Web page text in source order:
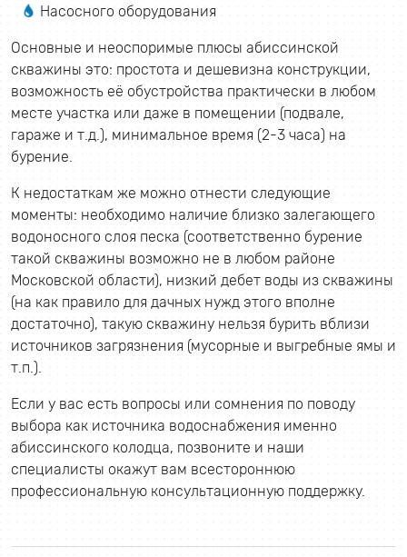
Насосного оборудования
Основные и неоспоримые плюсы абиссинской
скважины это: простота и дешевизна конструкции,
возможность её обустройства практически в любом
месте участка или даже в помещении (подвале,
гараже и т.д.), минимальное время (2-3 часа) на
бурение.
К недостаткам же можно отнести следующие
моменты: необходимо наличие близко залегающего
водоносного слоя песка (соответственно бурение
такой скважины возможно не в любом районе
Московской области), низкий дебет воды из скважины
(на как правило для дачных нужд этого вполне
достаточно), такую скважину нельзя бурить вблизи
источников загрязнения (мусорные и выгребные ямы и
т.п.).
Если у вас есть вопросы или сомнения по поводу
выбора как источника водоснабжения именно
абиссинского колодца, позвоните и наши
специалисты окажут вам всестороннюю
профессиональную консультационную поддержку.